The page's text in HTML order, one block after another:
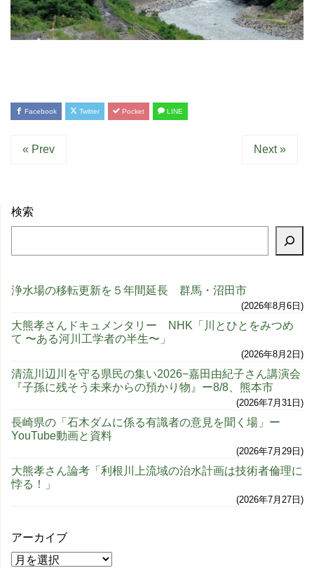
Facebook Twitter Pocket LINE
« Prev Next »
検索
浄水場の移転更新を５年間延長 群馬・沼田市
2026年8月6日
大熊孝さんドキュメンタリー NHK「川とひとをみつめ
て 〜ある河川工学者の半生〜」
2026年8月2日
清流川辺川を守る県民の集い2026−嘉田由紀子さん講演会
『子孫に残そう未来からの預かり物』ー8/8、熊本市
2026年7月31日
長崎県の「石木ダムに係る有識者の意見を聞く場」ー
YouTube動画と資料
2026年7月29日
大熊孝さん論考「利根川上流域の治水計画は技術者倫理に
悖る！」
2026年7月27日
アーカイブ